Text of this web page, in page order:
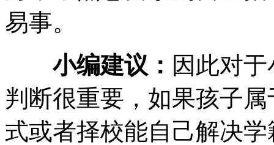
易事。
小编建议： 因此对
判断很重要，如果孩子
式或者择校能自己解决